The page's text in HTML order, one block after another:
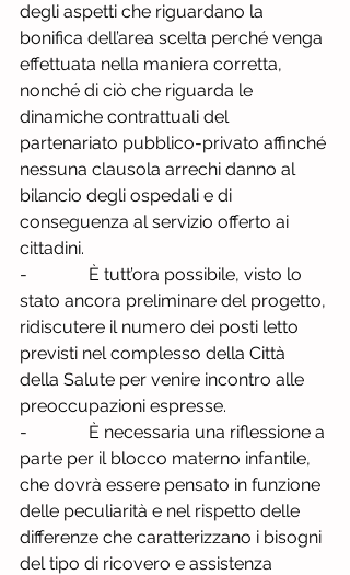
degli aspetti che riguardano la
bonifica dell’area scelta perché venga
effettuata nella maniera corretta,
nonché di ciò che riguarda le
dinamiche contrattuali del
partenariato pubblico-privato affinché
nessuna clausola arrechi danno al
bilancio degli ospedali e di
conseguenza al servizio offerto ai
cittadini.
-              È tutt’ora possibile, visto lo
stato ancora preliminare del progetto,
ridiscutere il numero dei posti letto
previsti nel complesso della Città
della Salute per venire incontro alle
preoccupazioni espresse.
-              È necessaria una riflessione a
parte per il blocco materno infantile,
che dovrà essere pensato in funzione
delle peculiarità e nel rispetto delle
differenze che caratterizzano i bisogni
del tipo di ricovero e assistenza